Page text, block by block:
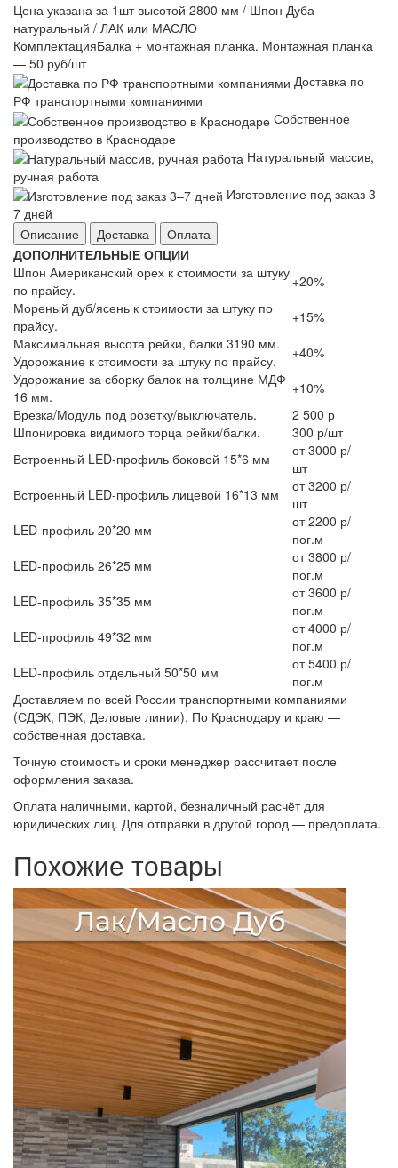
Цена указана за 1шт высотой 2800 мм / Шпон Дуба
натуральный / ЛАК или МАСЛО
КомплектацияБалка + монтажная планка. Монтажная планка
— 50 руб/шт
Доставка по
РФ транспортными компаниями
Собственное
производство в Краснодаре
Натуральный массив,
ручная работа
Изготовление под заказ 3–
7 дней
Описание
Доставка
Оплата
ДОПОЛНИТЕЛЬНЫЕ ОПЦИИ
Шпон Американский орех к стоимости за штуку
по прайсу.
+20%
Мореный дуб/ясень к стоимости за штуку по
прайсу.
+15%
Максимальная высота рейки, балки 3190 мм.
Удорожание к стоимости за штуку по прайсу.
+40%
Удорожание за сборку балок на толщине МДФ
16 мм.
+10%
Врезка/Модуль под розетку/выключатель.
2 500 р
Шпонировка видимого торца рейки/балки.
300 р/шт
Встроенный LED-профиль боковой 15*6 мм
от 3000 р/
шт
Встроенный LED-профиль лицевой 16*13 мм
от 3200 р/
шт
LED-профиль 20*20 мм
от 2200 р/
пог.м
LED-профиль 26*25 мм
от 3800 р/
пог.м
LED-профиль 35*35 мм
от 3600 р/
пог.м
LED-профиль 49*32 мм
от 4000 р/
пог.м
LED-профиль отдельный 50*50 мм
от 5400 р/
пог.м
Доставляем по всей России транспортными компаниями
(СДЭК, ПЭК, Деловые линии). По Краснодару и краю —
собственная доставка.
Точную стоимость и сроки менеджер рассчитает после
оформления заказа.
Оплата наличными, картой, безналичный расчёт для
юридических лиц. Для отправки в другой город — предоплата.
Похожие товары